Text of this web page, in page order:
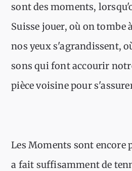
sont des moments,
Suisse jouer, où on tombe
nos yeux s'agrandissent,
sons qui font accourir
pièce voisine pour
Les Moments sont encore
a fait suffisamment de